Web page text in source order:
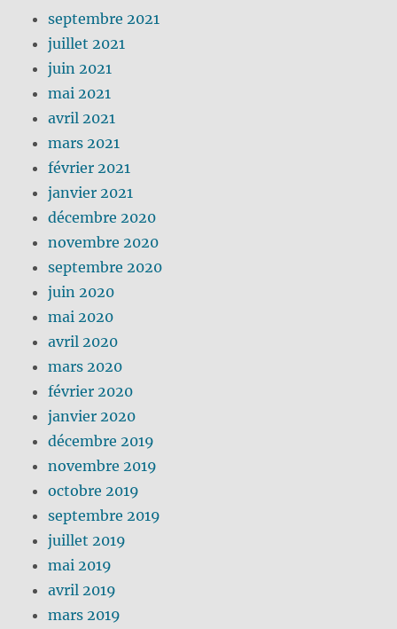
septembre 2021
juillet 2021
juin 2021
mai 2021
avril 2021
mars 2021
février 2021
janvier 2021
décembre 2020
novembre 2020
septembre 2020
juin 2020
mai 2020
avril 2020
mars 2020
février 2020
janvier 2020
décembre 2019
novembre 2019
octobre 2019
septembre 2019
juillet 2019
mai 2019
avril 2019
mars 2019